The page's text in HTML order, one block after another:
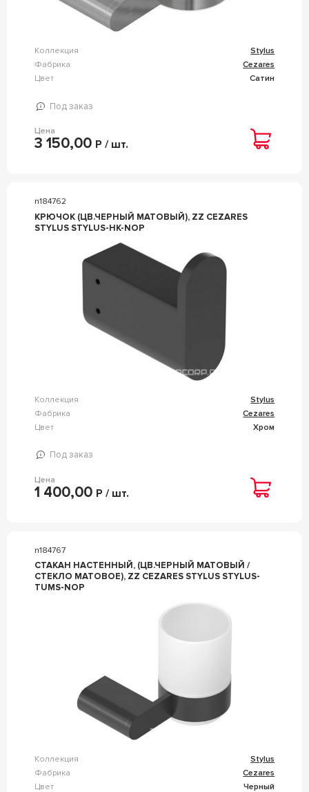
Коллекция
Stylus
Фабрика
Cezares
Цвет
Сатин
Под заказ
Цена
3 150,00 Р / шт.
n184762
КРЮЧОК (ЦВ.ЧЕРНЫЙ МАТОВЫЙ), ZZ CEZARES
STYLUS STYLUS-HK-NOP
Коллекция
Stylus
Фабрика
Cezares
Цвет
Хром
Под заказ
Цена
1 400,00 Р / шт.
n184767
СТАКАН НАСТЕННЫЙ, (ЦВ.ЧЕРНЫЙ МАТОВЫЙ /
СТЕКЛО МАТОВОЕ), ZZ CEZARES STYLUS STYLUS-
TUMS-NOP
Коллекция
Stylus
Фабрика
Cezares
Цвет
Черный